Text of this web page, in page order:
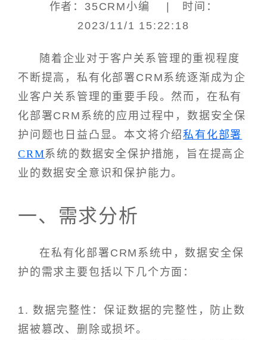
作者：35CRM小编 | 时间：
2023/11/1 15:22:18
随着企业对于客户关系管理的重视程度
不断提高，私有化部署CRM系统逐渐成为企
业客户关系管理的重要手段。然而，在私有
化部署CRM系统的应用过程中，数据安全保
护问题也日益凸显。本文将介绍私有化部署
CRM系统的数据安全保护措施，旨在提高企
业的数据安全意识和保护能力。
一、需求分析
在私有化部署CRM系统中，数据安全保
护的需求主要包括以下几个方面：
1. 数据完整性：保证数据的完整性，防止数
据被篡改、删除或损坏。